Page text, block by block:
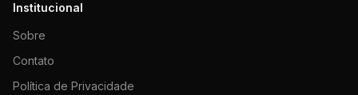
Institucional
Sobre
Contato
Política de Privacidade